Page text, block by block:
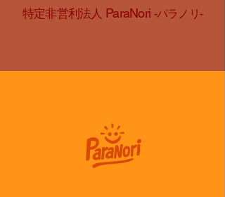
特定非営利法人 ParaNori -パラノリ-